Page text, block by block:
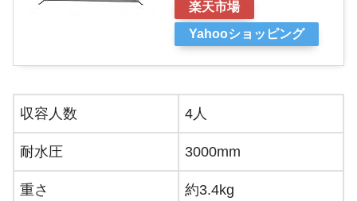
楽天市場
Yahooショッピング
収容人数 4人
耐水圧 3000mm
重さ 約3.4kg